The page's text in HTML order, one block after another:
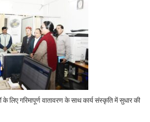
लिए गरिमापूर्ण वातावरण के साथ कार्य संस्कृति में सुधार की